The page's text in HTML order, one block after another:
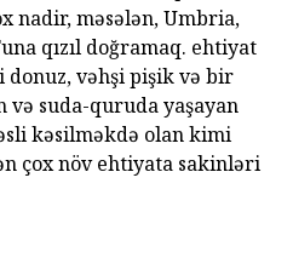
nadir, məsələn, Umbria,
qızıl doğramaq. ehtiyat
donuz, vəhşi pişik və bir
və suda-quruda yaşayan
kəsilməkdə olan kimi
çox növ ehtiyata sakinləri